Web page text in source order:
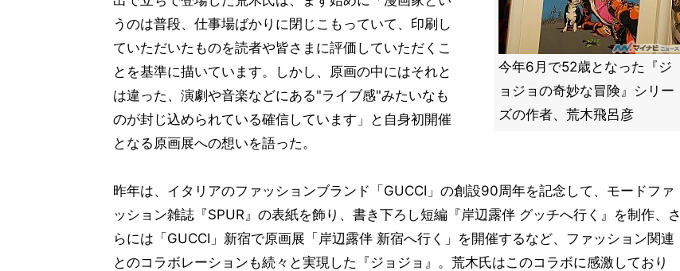
今年6月で52歳となった『ジ
ョジョの奇妙な冒険』シリー
ズの作者、荒木飛呂彦
うのは普段、仕事場ばかりに閉じこもっていて、印刷し
ていただいたものを読者や皆さまに評価していただくこ
とを基準に描いています。しかし、原画の中にはそれと
は違った、演劇や音楽などにある"ライブ感"みたいなも
のが封じ込められている確信しています」と自身初開催
となる原画展への想いを語った。
昨年は、イタリアのファッションブランド「GUCCI」の創設90周年を記念して、モードファ
ッション雑誌『SPUR』の表紙を飾り、書き下ろし短編『岸辺露伴 グッチへ行く』を制作、さ
らには「GUCCI」新宿で原画展「岸辺露伴 新宿へ行く」を開催するなど、ファッション関連
とのコラボレーションも続々と実現した『ジョジョ』。荒木氏はこのコラボに感激しており